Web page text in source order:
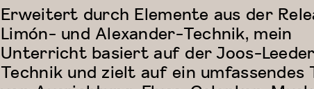
Erweitert durch Elemente aus der
Limón- und Alexander-Technik, mein
Unterricht basiert auf der Joos-Leeder
Technik und zielt auf ein umfassendes